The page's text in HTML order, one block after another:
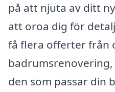
på att njuta av ditt
att oroa dig för
få flera offerter från
badrumsrenovering,
den som passar din